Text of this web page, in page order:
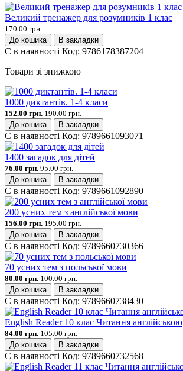
Великий тренажер для розумників 1 клас
170.00 грн.
До кошика
В закладки
Є в наявності Код: 9786178387204
Товари зі знижкою
1000 диктантів. 1-4 класи
152.00 грн. 190.00 грн.
До кошика
В закладки
Є в наявності Код: 9789661093071
1400 загадок для дітей
76.00 грн. 95.00 грн.
До кошика
В закладки
Є в наявності Код: 9789661092890
200 усних тем з англійської мови
156.00 грн. 195.00 грн.
До кошика
В закладки
Є в наявності Код: 9789660730366
70 усних тем з польської мови
80.00 грн. 100.00 грн.
До кошика
В закладки
Є в наявності Код: 9789660738430
English Reader 10 клас Читання англійською
84.00 грн. 105.00 грн.
До кошика
В закладки
Є в наявності Код: 9789660732568